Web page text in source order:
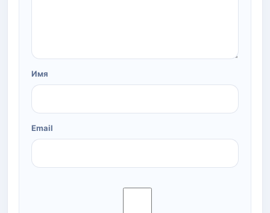
Имя
Email